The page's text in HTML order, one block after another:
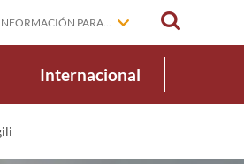
PARA...
Internacional